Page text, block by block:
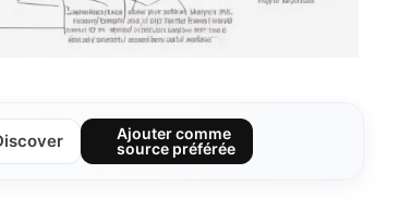
Ajouter comme
source préférée